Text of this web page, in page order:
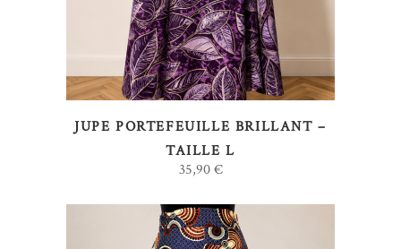
JUPE PORTEFEUILLE BRILLANT –
TAILLE L
35,90€